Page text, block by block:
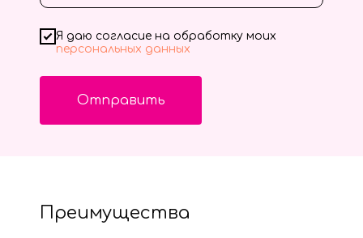
Я даю согласие на обработку моих
персональных данных
Отправить
Преимущества